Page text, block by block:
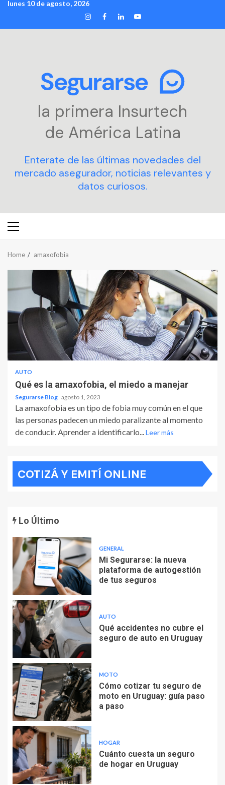
Skip
content
lunes 10 de agosto, 2026
INSTAGRAM
FACEBOOK
LINKEDIN
YOUTUBE
la primera Insurtech
de América Latina
Enterate de las últimas novedades del
mercado asegurador, noticias relevantes y
datos curiosos.
Primary
Home amaxofobia
AUTO
Qué es la amaxofobia, el miedo a manejar
Segurarse Blog agosto 1, 2023
La amaxofobia es un tipo de fobia muy común en el que
las personas padecen un miedo paralizante al momento
de conducir. Aprender a identificarlo...Leer más
COTIZÁ Y EMITÍ ONLINE
Lo Último
GENERAL
Mi Segurarse: la nueva
plataforma de autogestión
de tus seguros
AUTO
Qué accidentes no cubre el
seguro de auto en Uruguay
MOTO
Cómo cotizar tu seguro de
moto en Uruguay: guía paso
a paso
HOGAR
Cuánto cuesta un seguro
de hogar en Uruguay